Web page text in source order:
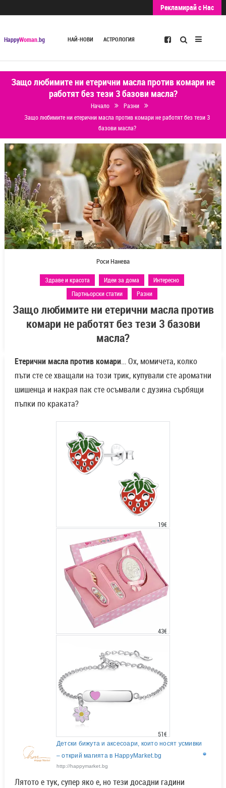
Рекламирай с Нас
HappyWoman.bg НАЙ-НОВИ АСТРОЛОГИЯ Търсене
Защо любимите ни етерични масла против комари не
работят без тези 3 базови масла?
Начало
Разни
Защо любимите ни етерични масла против комари не работят без тези 3
базови масла?
Роси Нанева
Здраве и красота Идеи за дома
Интересно
Партньорски статии
Разни
Защо любимите ни етерични масла против
комари не работят без тези 3 базови
масла?
Етерични масла против комари… Ох, момичета, колко
пъти сте се хващали на този трик, купували сте ароматни
шишенца и накрая пак сте осъмвали с дузина сърбящи
пъпки по краката?
19€
43€
51€
Детски бижута и аксесоари, които носят усмивки
– открий магията в HappyMarket.bg
http://happymarket.bg
Лятото е тук, супер яко е, но тези досадни гадини